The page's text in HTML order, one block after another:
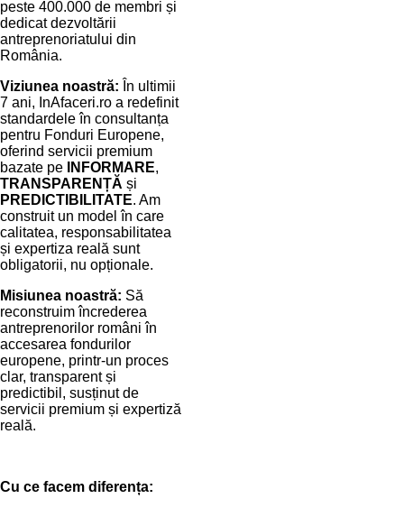
peste 400.000 de membri și
dedicat dezvoltării
antreprenoriatului din
România.
Viziunea noastră: În ultimii
7 ani, InAfaceri.ro a redefinit
standardele în consultanța
pentru Fonduri Europene,
oferind servicii premium
bazate pe
INFORMARE,
TRANSPARENȚĂ și
PREDICTIBILITATE. Am
construit un model în care
calitatea, responsabilitatea
și expertiza reală sunt
obligatorii, nu opționale.
Misiunea noastră: Să
reconstruim încrederea
antreprenorilor români în
accesarea fondurilor
europene, printr-un proces
clar, transparent și
predictibil, susținut de
servicii premium și expertiză
reală.
Cu ce facem diferența: